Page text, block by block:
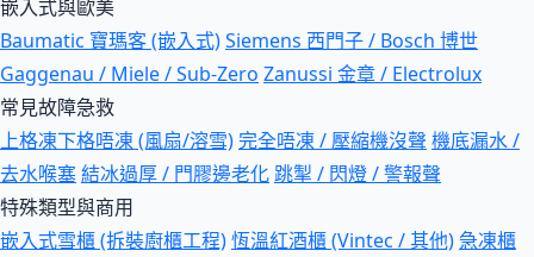
嵌入式與歐美
Baumatic 寶瑪客 (嵌入式)Siemens 西門子 / Bosch 博世
Gaggenau / Miele / Sub-Zero Zanussi 金章 / Electrolux
常見故障急救
上格凍下格唔凍 (風扇/溶雪)完全唔凍 / 壓縮機沒聲 機底漏水 /
去水喉塞結冰過厚 / 門膠邊老化跳掣 / 閃燈 / 警報聲
特殊類型與商用
嵌入式雪櫃 (拆裝廚櫃工程)恆溫紅酒櫃 (Vintec / 其他)急凍櫃